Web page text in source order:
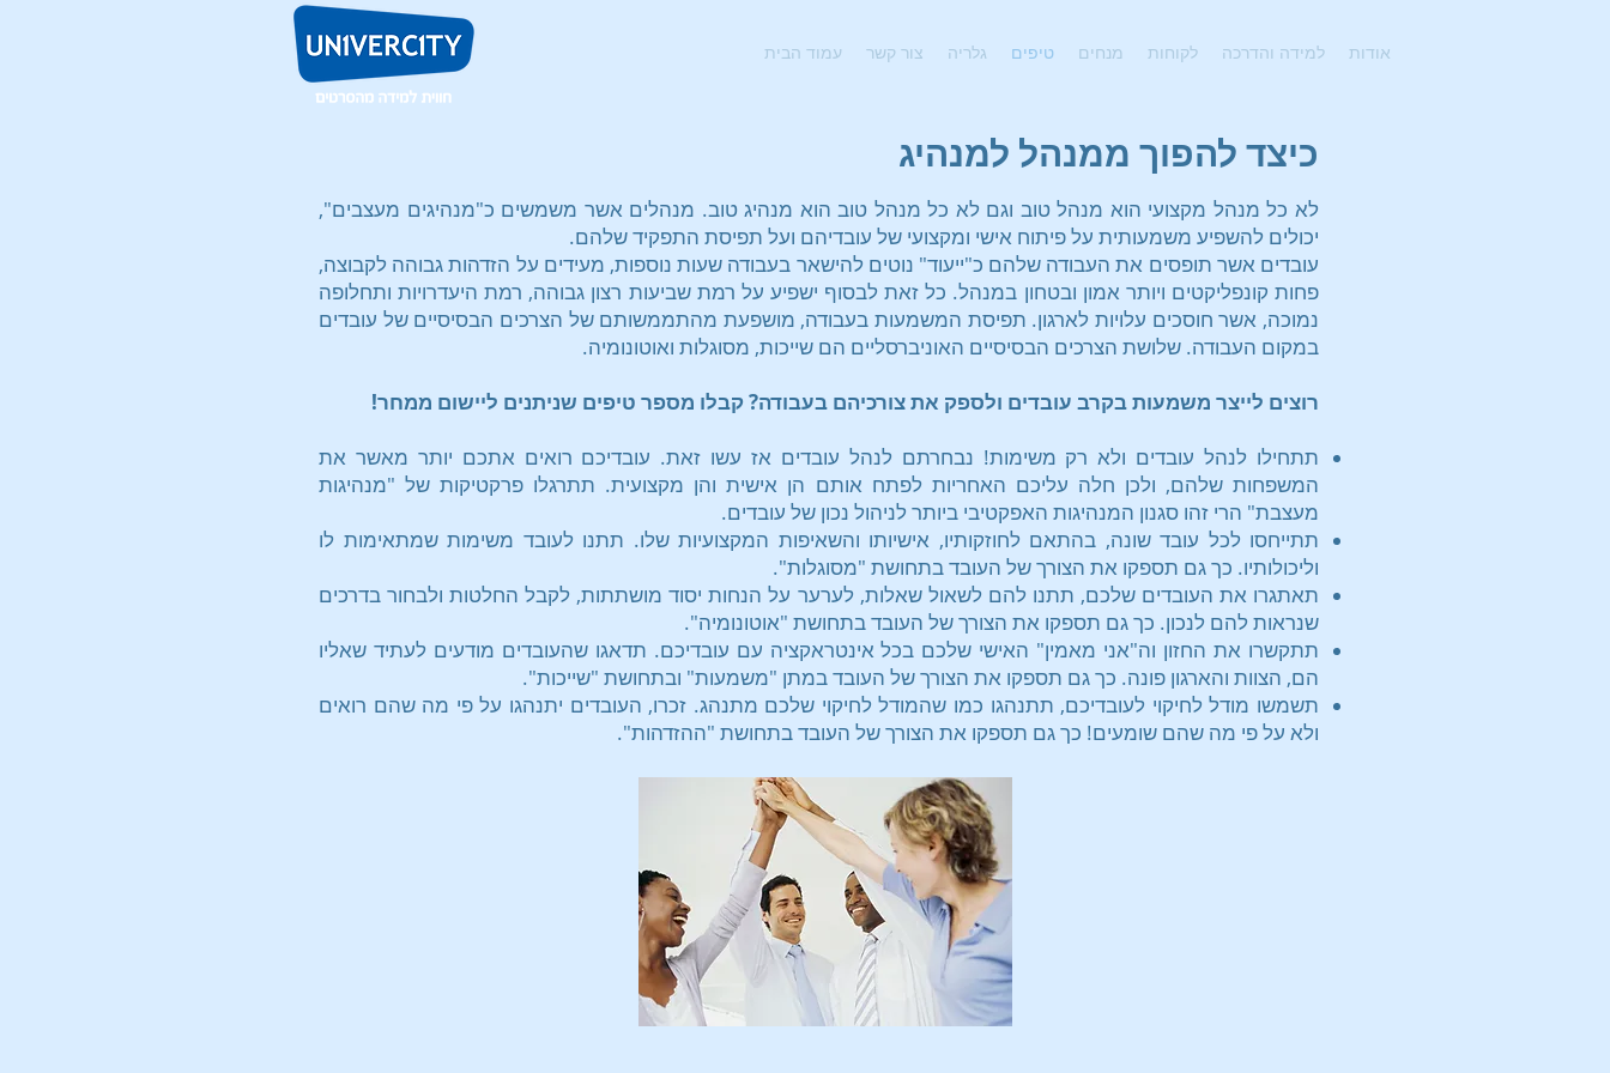
עמוד הבית צור קשר גלריה טיפים מנחים לקוחות למידה והדרכה אודות
כיצד להפוך ממנהל למנהיג
לא כל מנהל מקצועי הוא מנהל טוב וגם לא כל מנהל טוב הוא מנהיג טוב. מנהלים אשר משמשים כ"מנהיגים מעצבים",
יכולים להשפיע משמעותית על פיתוח אישי ומקצועי של עובדיהם ועל תפיסת התפקיד שלהם.
עובדים אשר תופסים את העבודה שלהם כ"ייעוד" נוטים להישאר בעבודה שעות נוספות, מעידים על הזדהות גבוהה לקבוצה,
פחות קונפליקטים ויותר אמון ובטחון במנהל. כל זאת לבסוף ישפיע על רמת שביעות רצון גבוהה, רמת היעדרויות ותחלופה
נמוכה, אשר חוסכים עלויות לארגון. תפיסת המשמעות בעבודה, מושפעת מהתממשותם של הצרכים הבסיסיים של עובדים
במקום העבודה. שלושת הצרכים הבסיסיים האוניברסליים הם שייכות, מסוגלות ואוטונומיה.
רוצים לייצר משמעות בקרב עובדים ולספק את צורכיהם בעבודה? קבלו מספר טיפים שניתנים ליישום ממחר!
תתחילו לנהל עובדים ולא רק משימות! נבחרתם לנהל עובדים אז עשו זאת. עובדיכם רואים אתכם יותר מאשר את
המשפחות שלהם, ולכן חלה עליכם האחריות לפתח אותם הן אישית והן מקצועית. תתרגלו פרקטיקות של "מנהיגות
מעצבת" הרי זהו סגנון המנהיגות האפקטיבי ביותר לניהול נכון של עובדים.
תתייחסו לכל עובד שונה, בהתאם לחוזקותיו, אישיותו והשאיפות המקצועיות שלו. תתנו לעובד משימות שמתאימות לו
וליכולותיו. כך גם תספקו את הצורך של העובד בתחושת "מסוגלות".
תאתגרו את העובדים שלכם, תתנו להם לשאול שאלות, לערער על הנחות יסוד מושתתות, לקבל החלטות ולבחור בדרכים
שנראות להם לנכון. כך גם תספקו את הצורך של העובד בתחושת "אוטונומיה".
תתקשרו את החזון וה"אני מאמין" האישי שלכם בכל אינטראקציה עם עובדיכם. תדאגו שהעובדים מודעים לעתיד שאליו
הם, הצוות והארגון פונה. כך גם תספקו את הצורך של העובד במתן "משמעות" ובתחושת "שייכות".
תשמשו מודל לחיקוי לעובדיכם, תתנהגו כמו שהמודל לחיקוי שלכם מתנהג. זכרו, העובדים יתנהגו על פי מה שהם רואים
ולא על פי מה שהם שומעים! כך גם תספקו את הצורך של העובד בתחושת "ההזדהות".